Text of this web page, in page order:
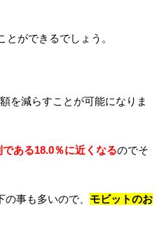
ができるでしょう。
を減らすことが可能になりま
ある18.0％に近くなるのでそ
事も多いので、 モビットのお